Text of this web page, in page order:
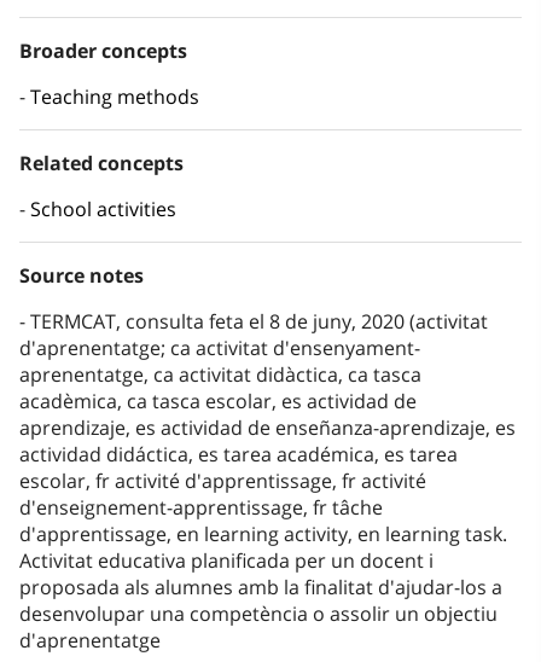
Broader concepts
Teaching methods
Related concepts
School activities
Source notes
TERMCAT, consulta feta el 8 de juny, 2020 (activitat
d'aprenentatge; ca activitat d'ensenyament-
aprenentatge, ca activitat didàctica, ca tasca
acadèmica, ca tasca escolar, es actividad de
aprendizaje, es actividad de enseñanza-aprendizaje, es
actividad didáctica, es tarea académica, es tarea
escolar, fr activité d'apprentissage, fr activité
d'enseignement-apprentissage, fr tâche
d'apprentissage, en learning activity, en learning task.
Activitat educativa planificada per un docent i
proposada als alumnes amb la finalitat d'ajudar-los a
desenvolupar una competència o assolir un objectiu
d'aprenentatge